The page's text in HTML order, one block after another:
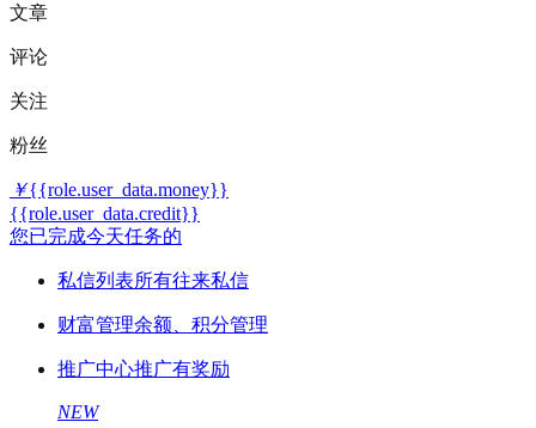
文章
评论
关注
粉丝
￥{{role.user_data.money}}
{{role.user_data.credit}}
您已完成今天任务的
私信列表所有往来私信
财富管理余额、积分管理
推广中心推广有奖励
NEW